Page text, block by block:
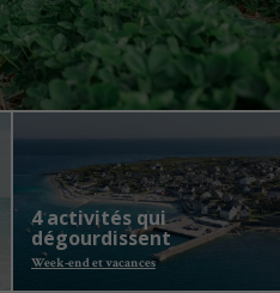
4 activités qui
dégourdissent
Week-end et vacances